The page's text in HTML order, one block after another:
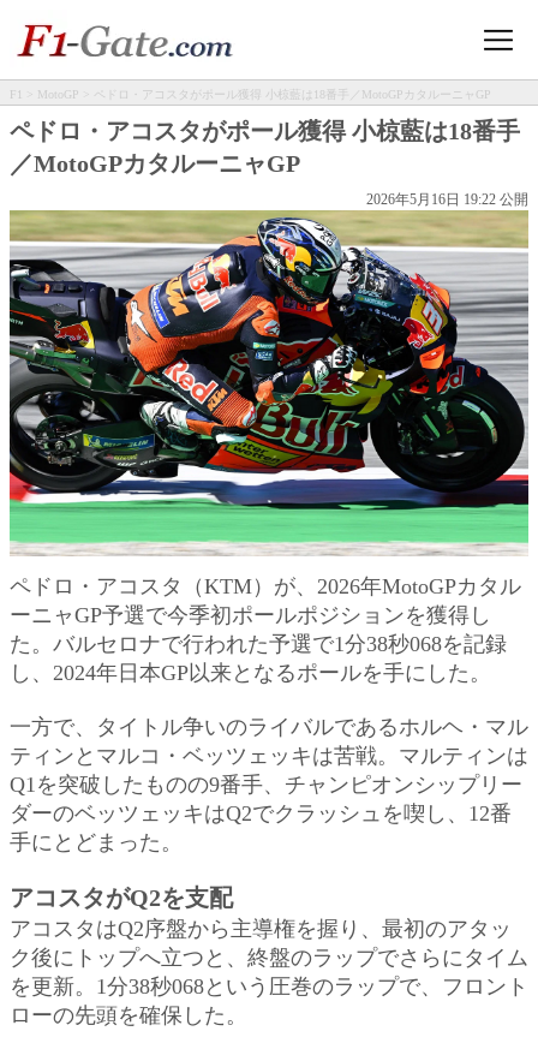
F1 > MotoGP > ペドロ・アコスタがポール獲得 小椋藍は18番手／MotoGPカタルーニャGP
ペドロ・アコスタがポール獲得 小椋藍は18番手
／MotoGPカタルーニャGP
2026年5月16日 19:22 公開
ペドロ・アコスタ（KTM）が、2026年MotoGPカタル
ーニャGP予選で今季初ポールポジションを獲得し
た。バルセロナで行われた予選で1分38秒068を記録
し、2024年日本GP以来となるポールを手にした。
一方で、タイトル争いのライバルであるホルヘ・マル
ティンとマルコ・ベッツェッキは苦戦。マルティンは
Q1を突破したものの9番手、チャンピオンシップリー
ダーのベッツェッキはQ2でクラッシュを喫し、12番
手にとどまった。
アコスタがQ2を支配
アコスタはQ2序盤から主導権を握り、最初のアタッ
ク後にトップへ立つと、終盤のラップでさらにタイム
を更新。1分38秒068という圧巻のラップで、フロント
ローの先頭を確保した。